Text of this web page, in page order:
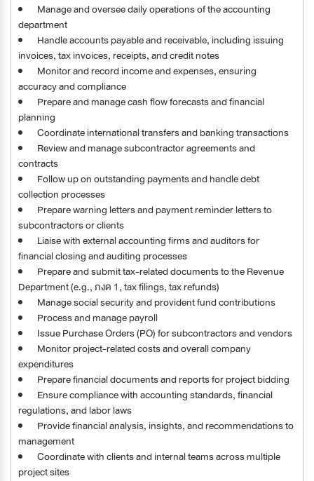
Manage and oversee daily operations of the accounting
department
Handle accounts payable and receivable, including issuing
invoices, tax invoices, receipts, and credit notes
Monitor and record income and expenses, ensuring
accuracy and compliance
Prepare and manage cash flow forecasts and financial
planning
Coordinate international transfers and banking transactions
Review and manage subcontractor agreements and
contracts
Follow up on outstanding payments and handle debt
collection processes
Prepare warning letters and payment reminder letters to
subcontractors or clients
Liaise with external accounting firms and auditors for
financial closing and auditing processes
Prepare and submit tax-related documents to the Revenue
Department (e.g., ภงด 1, tax filings, tax refunds)
Manage social security and provident fund contributions
Process and manage payroll
Issue Purchase Orders (PO) for subcontractors and vendors
Monitor project-related costs and overall company
expenditures
Prepare financial documents and reports for project bidding
Ensure compliance with accounting standards, financial
regulations, and labor laws
Provide financial analysis, insights, and recommendations to
management
Coordinate with clients and internal teams across multiple
project sites